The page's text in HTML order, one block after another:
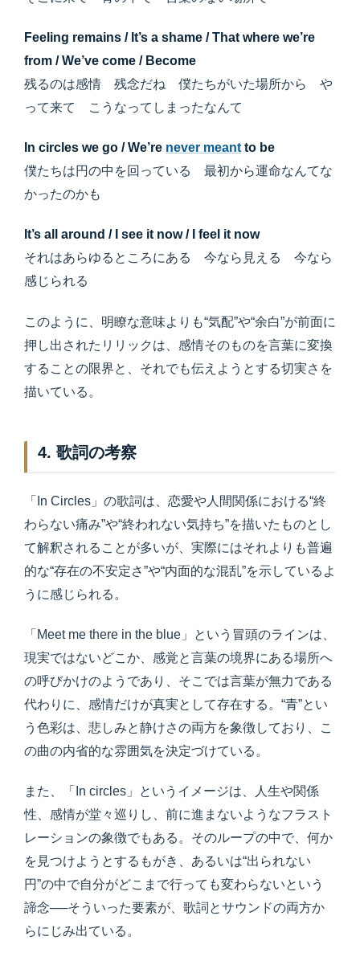
Feeling remains / It’s a shame / That where we’re
from / We’ve come / Become
残るのは感情 残念だね 僕たちがいた場所から や
って来て こうなってしまったなんて
In circles we go / We’re never meant to be
僕たちは円の中を回っている 最初から運命なんてな
かったのかも
It’s all around / I see it now / I feel it now
それはあらゆるところにある 今なら見える 今なら
感じられる
このように、明瞭な意味よりも“気配”や“余白”が前面に
押し出されたリリックは、感情そのものを言葉に変換
することの限界と、それでも伝えようとする切実さを
描いている。
4. 歌詞の考察
「In Circles」の歌詞は、恋愛や人間関係における“終
わらない痛み”や“終われない気持ち”を描いたものとし
て解釈されることが多いが、実際にはそれよりも普遍
的な“存在の不安定さ”や“内面的な混乱”を示しているよ
うに感じられる。
「Meet me there in the blue」という冒頭のラインは、
現実ではないどこか、感覚と言葉の境界にある場所へ
の呼びかけのようであり、そこでは言葉が無力である
代わりに、感情だけが真実として存在する。“青”とい
う色彩は、悲しみと静けさの両方を象徴しており、こ
の曲の内省的な雰囲気を決定づけている。
また、「In circles」というイメージは、人生や関係
性、感情が堂々巡りし、前に進まないようなフラスト
レーションの象徴でもある。そのループの中で、何か
を見つけようとするもがき、あるいは“出られない
円”の中で自分がどこまで行っても変わらないという
諦念──そういった要素が、歌詞とサウンドの両方か
らにじみ出ている。